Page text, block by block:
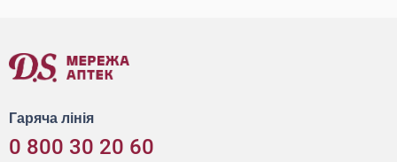
Гаряча лінія
0 800 30 20 60